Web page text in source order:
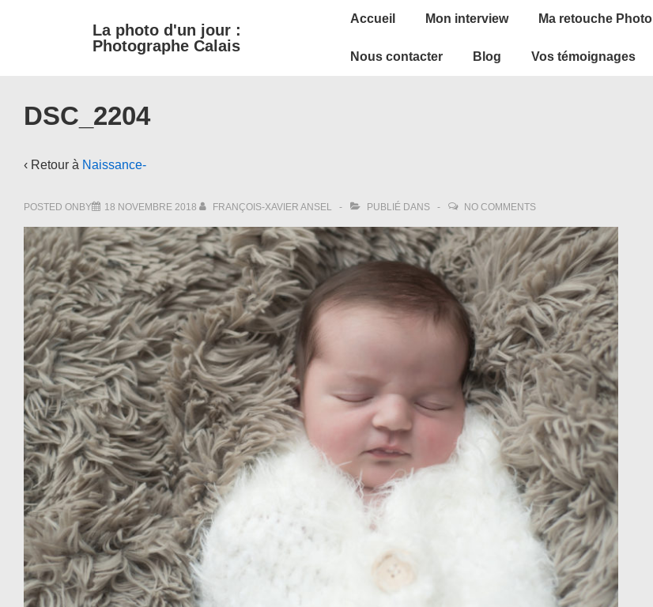
La photo d'un jour :
Photographe Calais
Main
Accueil Mon interview Ma retouche Photo
Nous contacter Blog Vos témoignages
DSC_2204
‹ Retour à Naissance-
POSTED ONBY 18 NOVEMBRE 2018 FRANÇOIS-XAVIER ANSEL PUBLIÉ DANS NO COMMENTS